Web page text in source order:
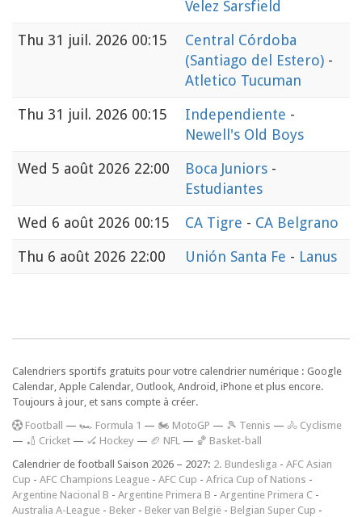
Velez Sarsfield
Thu 31 juil. 2026 00:15
Central Córdoba
(Santiago del Estero) -
Atletico Tucuman
Thu 31 juil. 2026 00:15 Independiente -
Newell's Old Boys
Wed 5 août 2026 22:00 Boca Juniors -
Estudiantes
Wed 6 août 2026 00:15 CA Tigre - CA Belgrano
Thu 6 août 2026 22:00 Unión Santa Fe - Lanus
Calendriers sportifs gratuits pour votre calendrier numérique : Google
Calendar, Apple Calendar, Outlook, Android, iPhone et plus encore.
Toujours à jour, et sans compte à créer.
Football — 🏎️ Formula 1 — 🏍 MotoGP — 🎾 Tennis — 🚴 Cyclisme
— 🏏 Cricket — 🏑 Hockey — 🏈 NFL — 🏀 Basket-ball
Calendrier de football Saison 2026 – 2027: 2. Bundesliga - AFC Asian
Cup - AFC Champions League - AFC Cup - Africa Cup of Nations -
Argentine Nacional B - Argentine Primera B - Argentine Primera C -
Australia A-League - Beker - Beker van België - Belgian Super Cup -